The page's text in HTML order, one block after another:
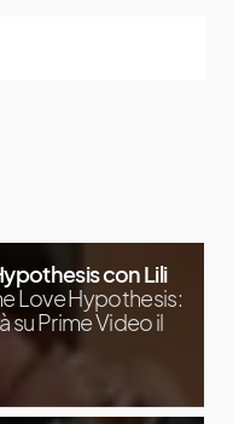
con Lili
Love Hypothesis:
su Prime Video il